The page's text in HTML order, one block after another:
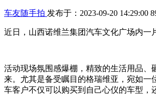
车友随手拍 发布于：2023-09-20 14:29:00
近日，山西诺维兰集团汽车文化广场内一
活动现场氛围感爆棚，精致的生活用品、
来。尤其是备受瞩目的格瑞维亚，宛如
车客户不仅可以购买到自己心仪的车型，